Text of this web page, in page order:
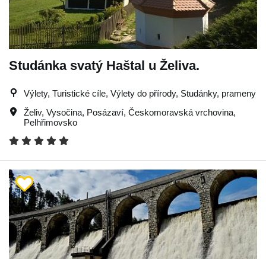
Studánka svatý Haštal u Želiva.
Výlety, Turistické cíle, Výlety do přírody, Studánky, prameny
Želiv, Vysočina, Posázaví, Českomoravská vrchovina,
Pelhřimovsko